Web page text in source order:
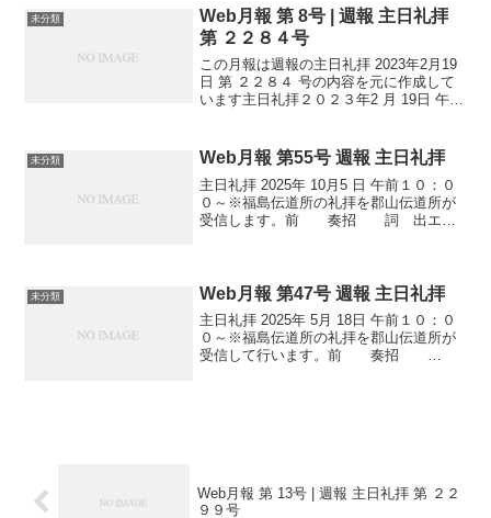
節 讃美歌 ８４番主の祈り聖書...
未分類
Web月報 第 8号 | 週報 主日礼拝
第 ２２８４号
この月報は週報の主日礼拝 2023年2月19
日 第 ２２８４ 号の内容を元に作成して
います主日礼拝２０２３年2 月 19日 午前
番主の祈り聖書朗読創世記 ２８章 １
０～...
未分類 Web月報 第55号 週報 主日礼拝
主日礼拝 2025年 10月5 日 午前１０：０
０～※福島伝道所の礼拝を郡山伝道所が
受信します。前 奏招 詞 出エジ
節祈 祷...
未分類 Web月報 第47号 週報 主日礼拝
主日礼拝 2025年 5月 18日 午前１０：０
０～※福島伝道所の礼拝を郡山伝道所が
受信して行います。前 奏招
Web月報 第 13号 | 週報 主日礼拝 第 ２２
９９号